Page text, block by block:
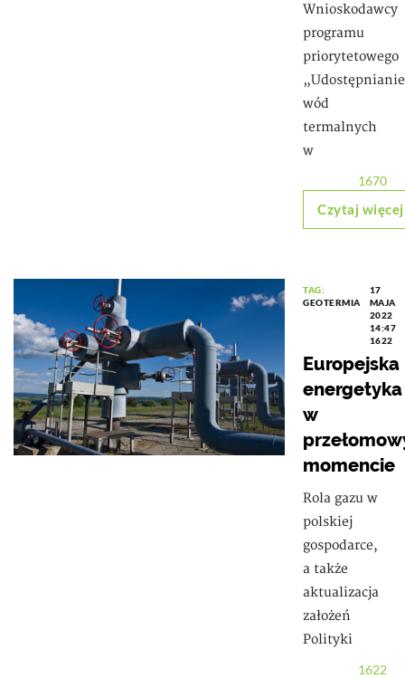
Wnioskodawcy
programu
priorytetowego
„Udostępnianie
wód
termalnych
w
1670
Czytaj więcej
TAG:
GEOTERMIA
17
MAJA
2022
14:47
1622
Europejska
energetyka
w
momencie
Rola gazu w
polskiej
gospodarce,
a także
aktualizacja
założeń
Polityki
1622